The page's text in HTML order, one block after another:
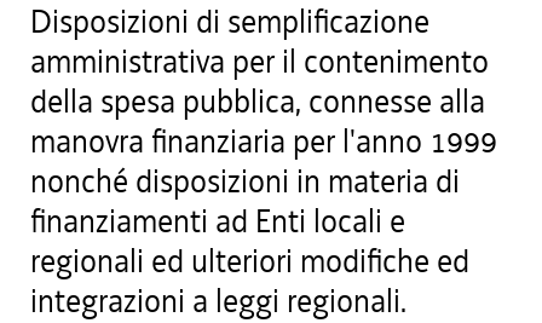
Disposizioni di semplificazione
amministrativa per il contenimento
della spesa pubblica, connesse alla
manovra finanziaria per l'anno 1999
nonché disposizioni in materia di
finanziamenti ad Enti locali e
regionali ed ulteriori modifiche ed
integrazioni a leggi regionali.